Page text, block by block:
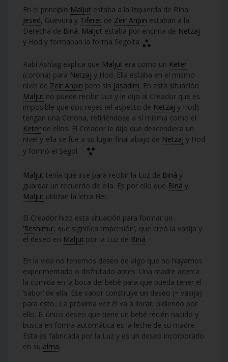
En el principio Maljut estaba a la Izquierda de Bina.
Jesed, Guevurá y Tiferet de Zeir Anpin estaban a la
Derecha de Biná. Maljut estaba por encima de Netzaj
y Hod y formaban la forma Segolta
.
Rabí Ashlag explica que Maljut era como un Keter
(corona) para Netzaj y Hod. Ella estaba en el mismo
nivel de Zeir Anpin pero sin Jasadim. En esta situación
Maljut no puede recibir Luz y le dijo al Creador que es
imposible que dos reyes (el aspecto de Netzaj y Hod)
tengan una Corona, refiriéndose a sí misma como el
Keter de ellos. El Creador le dijo que descendiera un
nivel y ella se fue a su lugar final abajo de Netzaj y Hod
y formó el Segol.
Maljut tenía que irse para recibir la Luz de Biná y
guardar un recuerdo de ella. Es por ello que Biná y
Maljut utilizan la letra Hei.
El Creador hizo esta situación para formar un
‘Reshimu’, que significa ‘impresión’, que creó la vasija y
el deseo en Maljut por la Luz de Biná.
En la vida no tenemos deseo de algo que no hayamos
experimentado o disfrutado antes. Una madre acerca
la comida en la boca del bebé para que pueda tener el
‘sabor’ de ella. Ese sabor construye un deseo (= vasija)
para esto.. La próxima vez él va a llorar, pidiendo por
ello. El único deseo que tiene un bebé recién nacido y
busca en forma automática es la leche de su madre.
Esta es fabricada por la Luz y es un deseo incorporado
en su alma.